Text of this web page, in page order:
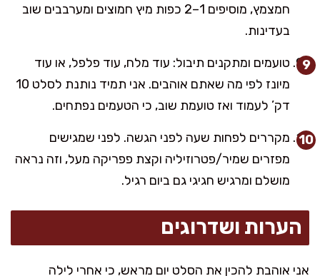
חמצמץ, מוסיפים 1–2 כפות מיץ חמוצים ומערבבים שוב
בעדינות.
טועמים ומתקנים תיבול: עוד מלח, עוד פלפל, או עוד
מיונז לפי מה שאתם אוהבים. אני תמיד נותנת לסלט 10
דק’ לעמוד ואז טועמת שוב, כי הטעמים נפתחים.
מקררים לפחות שעה לפני הגשה. לפני שמגישים
מפזרים שמיר/פטרוזיליה וקצת פפריקה מעל, וזה נראה
מושלם ומרגיש חגיגי גם ביום רגיל.
הערות ושדרוגים
אני אוהבת להכין את הסלט יום מראש, כי אחרי לילה